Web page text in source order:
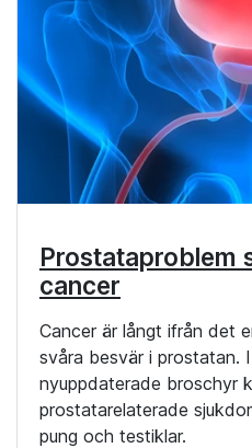
Prostataproblem
cancer
Cancer är långt ifrån det
svåra besvär i prostatan.
nyuppdaterade broschyr
prostatarelaterade
pung och testiklar.